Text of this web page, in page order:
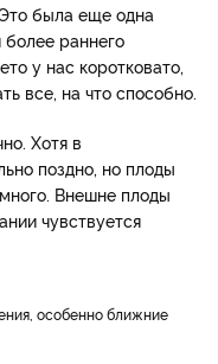
была еще одна
раннего
у нас коротковато,
все, на что способно.
Хотя в
поздно, но плоды
Внешне плоды
чувствуется